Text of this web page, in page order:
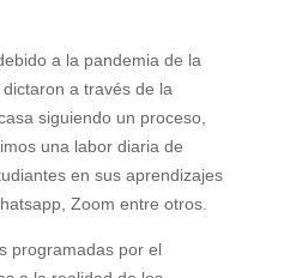
a la pandemia de la
a través de la
siguiendo un proceso,
una labor diaria de
en sus aprendizajes
Zoom entre otros.
programadas por el